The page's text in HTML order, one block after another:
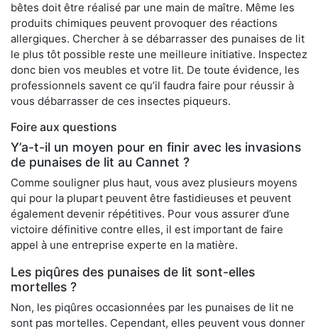
bêtes doit être réalisé par une main de maître. Même les
produits chimiques peuvent provoquer des réactions
allergiques. Chercher à se débarrasser des punaises de lit
le plus tôt possible reste une meilleure initiative. Inspectez
donc bien vos meubles et votre lit. De toute évidence, les
professionnels savent ce qu’il faudra faire pour réussir à
vous débarrasser de ces insectes piqueurs.
Foire aux questions
Y’a-t-il un moyen pour en finir avec les invasions
de punaises de lit au Cannet ?
Comme souligner plus haut, vous avez plusieurs moyens
qui pour la plupart peuvent être fastidieuses et peuvent
également devenir répétitives. Pour vous assurer d’une
victoire définitive contre elles, il est important de faire
appel à une entreprise experte en la matière.
Les piqûres des punaises de lit sont-elles
mortelles ?
Non, les piqûres occasionnées par les punaises de lit ne
sont pas mortelles. Cependant, elles peuvent vous donner